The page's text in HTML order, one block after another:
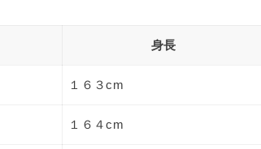
身長
１６３cm
１６４cm